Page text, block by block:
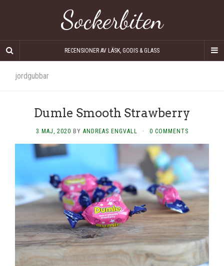
Sockerbiten
RECENSIONER AV LÄSK, GODIS & GLASS
jordgubbar
Dumle Smooth Strawberry
3 MAJ, 2020 BY ANDREAS ENGVALL · 0 COMMENTS